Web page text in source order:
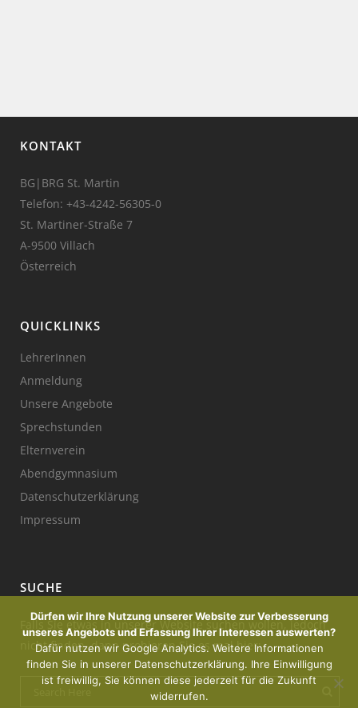
KONTAKT
BG|BRG St. Martin
Telefon: +43-4242-56305-0
St. Martiner-Straße 7
A-9500 Villach
Österreich
QUICKLINKS
LehrerInnen
Anmeldung
Unsere Angebote
Sprechstunden
Elternverein
Abendgymnasium
Datenschutzerklärung
Impressum
SUCHE
Falls Sie etwas in unserer Website suchen wollen, jedoch
nicht finden, dann probieren Sie es mal hier:
Dürfen wir Ihre Nutzung unserer Website zur Verbesserung
unseres Angebots und Erfassung Ihrer Interessen auswerten?
Dafür nutzen wir Google Analytics. Weitere Informationen
finden Sie in unserer Datenschutzerklärung. Ihre Einwilligung
ist freiwillig, Sie können diese jederzeit für die Zukunft
widerrufen.